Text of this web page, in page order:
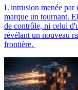
L'intrusion menée par
marque un tournant.
de contrôle, ni celui
révélant un nouveau
frontière.